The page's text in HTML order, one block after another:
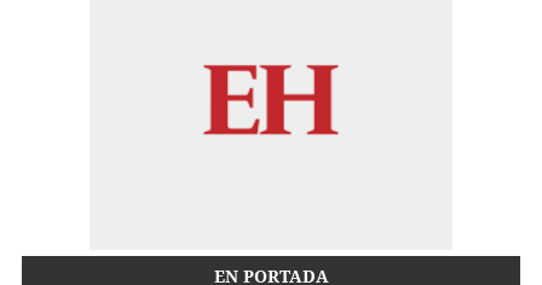
EN PORTADA